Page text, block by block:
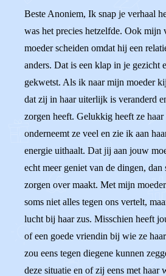
Beste Anoniem, Ik snap je verhaal
was het precies hetzelfde. Ook mijn
moeder scheiden omdat hij een
anders. Dat is een klap in je gezicht
gekwetst. Als ik naar mijn moeder
dat zij in haar uiterlijk is veranderd
zorgen heeft. Gelukkig heeft ze
onderneemt ze veel en zie ik aan
energie uithaalt. Dat jij aan jouw
echt meer geniet van de dingen,
zorgen over maakt. Met mijn
soms niet alles tegen ons vertelt,
lucht bij haar zus. Misschien heeft
of een goede vriendin bij wie ze
zou eens tegen diegene kunnen
deze situatie en of zij eens met haar